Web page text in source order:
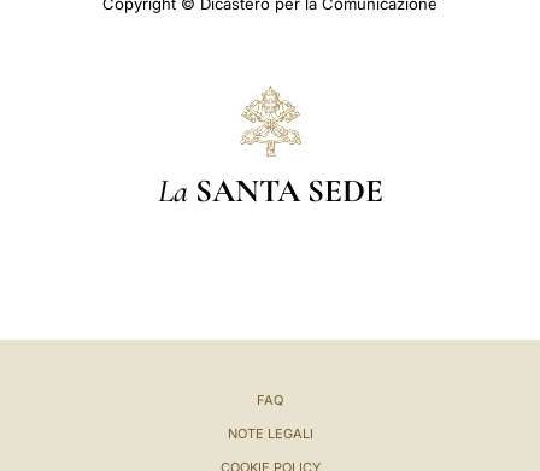
La SANTA SEDE
FAQ
NOTE LEGALI
COOKIE POLICY